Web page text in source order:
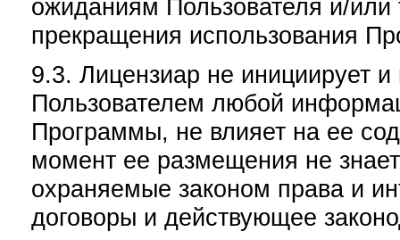
ожиданиям Пользователя и/
прекращения использования
9.3. Лицензиар не инициирует
Пользователем любой
Программы, не влияет на ее
момент ее размещения не
охраняемые законом права и
договоры и действующее